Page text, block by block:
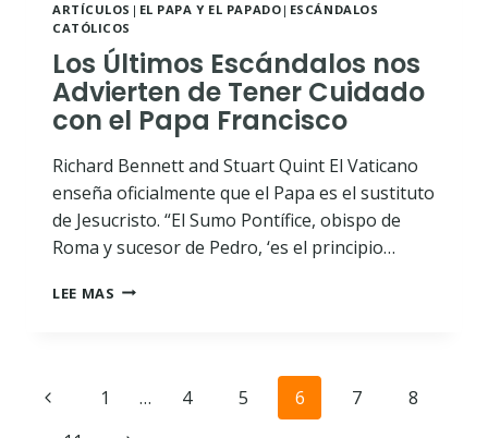
ARTÍCULOS | EL PAPA Y EL PAPADO | ESCÁNDALOS
CATÓLICOS
Los Últimos Escándalos nos
Advierten de Tener Cuidado
con el Papa Francisco
Richard Bennett and Stuart Quint El Vaticano
enseña oficialmente que el Papa es el sustituto
de Jesucristo. “El Sumo Pontífice, obispo de
Roma y sucesor de Pedro, ‘es el principio…
LEE MAS LOS
Nawigacja
Poprzednia
1 … 4 5 6 7
8